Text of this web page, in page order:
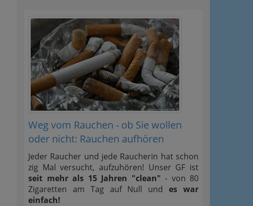
Weg vom Rauchen - ob Sie wollen
oder nicht: Rauchen aufhören
Jeder Raucher und jede Raucherin hat schon
zig Mal versucht, aufzuhören! Unser GF ist
seit mehr als 15 Jahren "clean" - von 80
Zigaretten am Tag auf Null undes war
einfach!